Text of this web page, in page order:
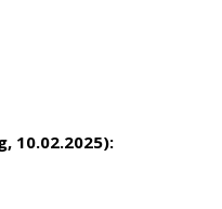
10.02.2025):